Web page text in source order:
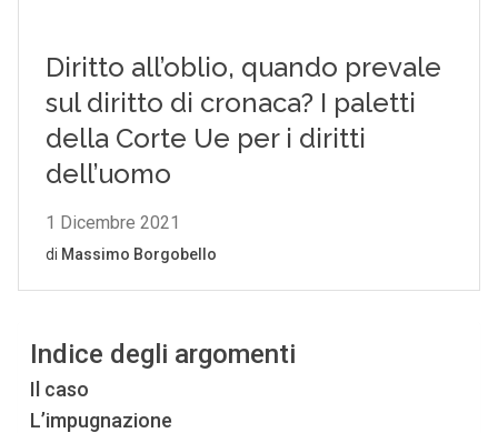
Indice degli argomenti
Il caso
L’impugnazione